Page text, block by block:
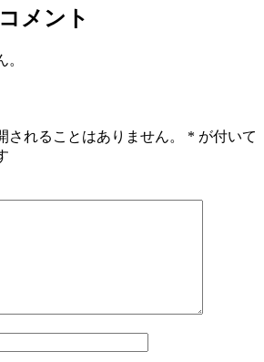
メント
されることはありません。 * が付いて